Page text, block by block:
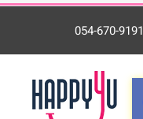
054-670-9191